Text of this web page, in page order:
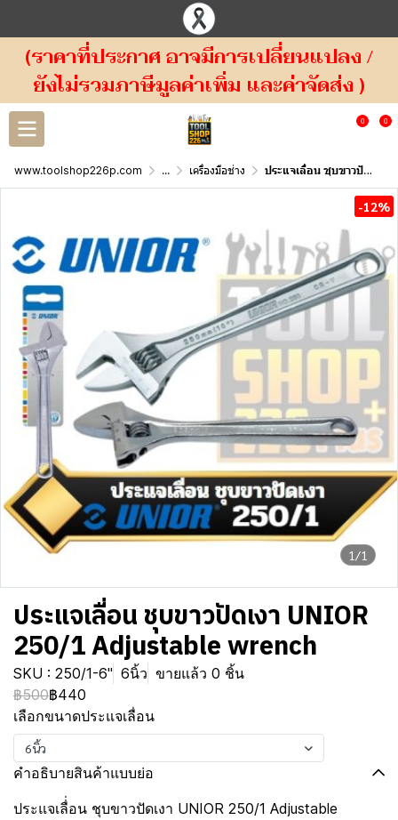
(ราคาที่ประกาศ อาจมีการเปลี่ยนแปลง /
ยังไม่รวมภาษีมูลค่าเพิ่ม และค่าจัดส่ง )
0 0
www.toolshop226p.com ... เครื่องมือช่าง ประแจเลื่่อน ชุบขาวปัดเงา UNIOR 250/1 Adjustable wrench
1/1
-12%
ประแจเลื่่อน ชุบขาวปัดเงา UNIOR
250/1 Adjustable wrench
SKU : 250/1-6" 6นิ้ว ขายแล้ว 0 ชิ้น
฿500฿440
เลือกขนาดประแจเลื่อน
6นิ้ว
คำอธิบายสินค้าแบบย่อ
ประแจเลื่่อน ชุบขาวปัดเงา UNIOR 250/1 Adjustable